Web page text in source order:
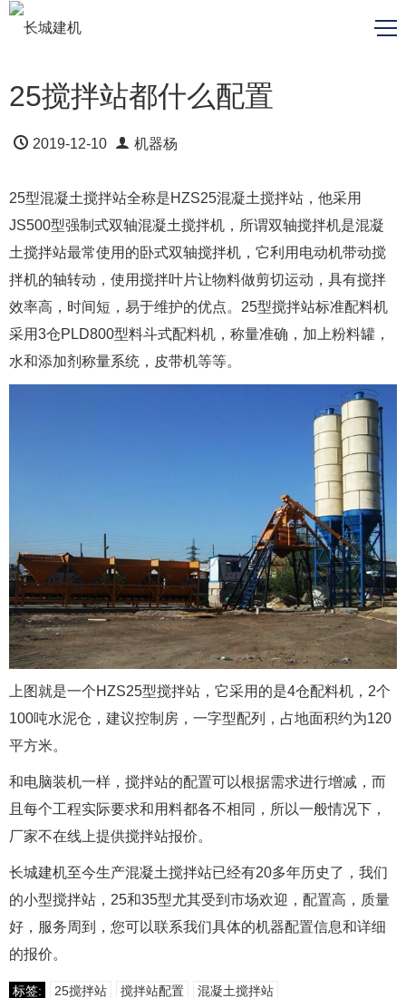
25搅拌站都什么配置
2019-12-10 机器杨
25型混凝土搅拌站全称是HZS25混凝土搅拌站，他采用
JS500型强制式双轴混凝土搅拌机，所谓双轴搅拌机是混凝
土搅拌站最常使用的卧式双轴搅拌机，它利用电动机带动搅
拌机的轴转动，使用搅拌叶片让物料做剪切运动，具有搅拌
效率高，时间短，易于维护的优点。25型搅拌站标准配料机
采用3仓PLD800型料斗式配料机，称量准确，加上粉料罐，
水和添加剂称量系统，皮带机等等。
上图就是一个HZS25型搅拌站，它采用的是4仓配料机，2个
100吨水泥仓，建议控制房，一字型配列，占地面积约为120
平方米。
和电脑装机一样，搅拌站的配置可以根据需求进行增减，而
且每个工程实际要求和用料都各不相同，所以一般情况下，
厂家不在线上提供搅拌站报价。
长城建机至今生产混凝土搅拌站已经有20多年历史了，我们
的小型搅拌站，25和35型尤其受到市场欢迎，配置高，质量
好，服务周到，您可以联系我们具体的机器配置信息和详细
的报价。
标签: 25搅拌站 搅拌站配置 混凝土搅拌站